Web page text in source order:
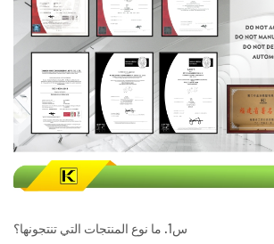
س1. ما نوع المنتجات التي تنتجونها؟